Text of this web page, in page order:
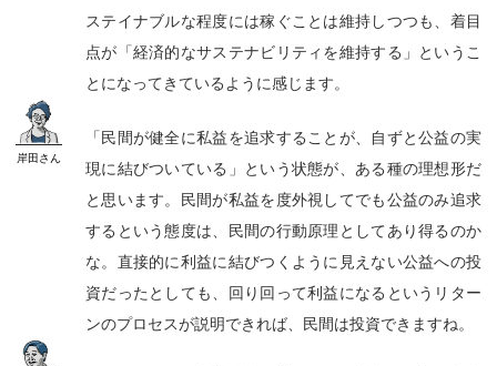
ステイナブルな程度には稼ぐことは維持しつつも、着目
点が「経済的なサステナビリティを維持する」というこ
とになってきているように感じます。
岸田さん
「民間が健全に私益を追求することが、自ずと公益の実
現に結びついている」という状態が、ある種の理想形だ
と思います。民間が私益を度外視してでも公益のみ追求
するという態度は、民間の行動原理としてあり得るのか
な。直接的に利益に結びつくように見えない公益への投
資だったとしても、回り回って利益になるというリター
ンのプロセスが説明できれば、民間は投資できますね。